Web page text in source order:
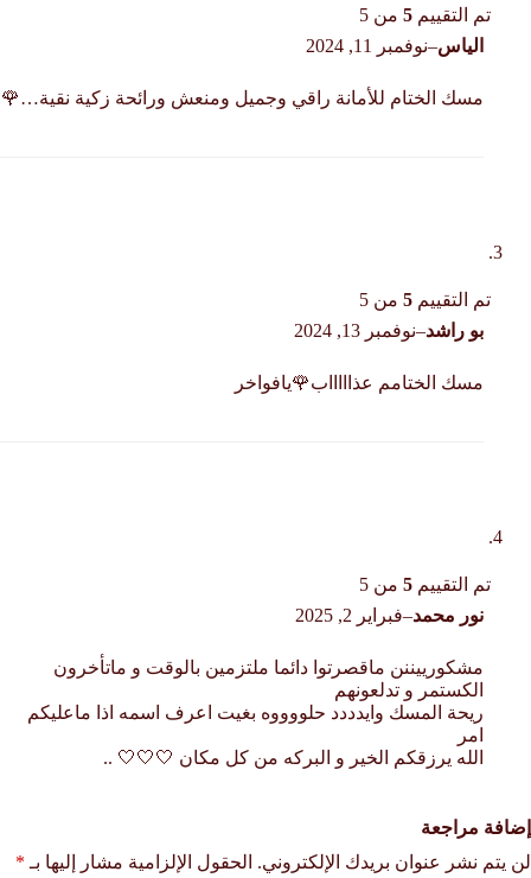
تم التقييم 5من 5
الياس–نوفمبر 11, 2024
مسك الختام للأمانة راقي وجميل ومنعش ورائحة زكية نقية…🌹
تم التقييم 5من 5
بو راشد–نوفمبر 13, 2024
مسك الختامم عذاااااب🌹يافواخر
تم التقييم 5من 5
نور محمد–فبراير 2, 2025
مشكورييننن ماقصرتوا دائما ملتزمين بالوقت و ماتأخرون
الكستمر و تدلعونهم
ريحة المسك وايدددد حلووووه بغيت اعرف اسمه اذا ماعليكم
امر
الله يرزقكم الخير و البركه من كل مكان 🤍🤍🤍 ..
إضافة مراجعة
لن يتم نشر عنوان بريدك الإلكتروني. الحقول الإلزامية مشار إليها بـ *